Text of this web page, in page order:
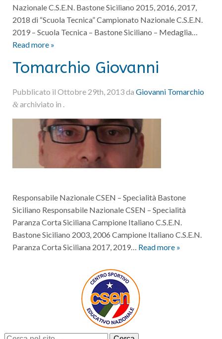
Nazionale C.S.E.N. Bastone Siciliano 2015, 2016, 2017,
2018 di “Scuola Tecnica” Campionato Nazionale C.S.E.N.
2019 – Scuola Tecnica – Bastone Siciliano – Medaglia…
Read more »
Tomarchio Giovanni
Pubblicato il Ottobre 29th, 2013da Giovanni Tomarchio
&archiviato in .
Responsabile Nazionale CSEN – Specialità Bastone
Siciliano Responsabile Nazionale CSEN – Specialità
Paranza Corta Siciliana Campione Italiano C.S.E.N.
Bastone Siciliano 2003, 2006 Campione Italiano C.S.E.N.
Paranza Corta Siciliana 2017, 2019… Read more »